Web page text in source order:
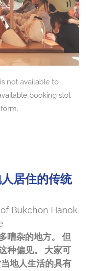
not available to
booking slot
居住的传统
Bukchon Hanok
嘈杂的地方。 但
种偏见。 大家可
地人生活的具有